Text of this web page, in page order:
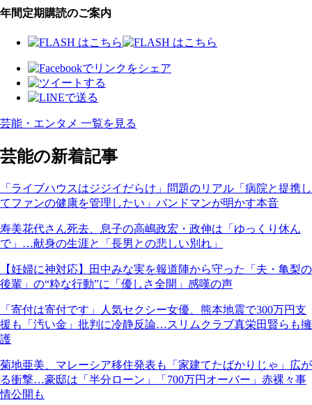
年間定期購読のご案内
芸能・エンタメ 一覧を見る
芸能の新着記事
「ライブハウスはジジイだらけ」問題のリアル「病院と提携し
てファンの健康を管理したい」バンドマンが明かす本音
寿美花代さん死去、息子の高嶋政宏・政伸は「ゆっくり休ん
で」…献身の生涯と「長男との悲しい別れ」
【妊婦に神対応】田中みな実を報道陣から守った「夫・亀梨の
後輩」の“粋な行動”に「優しさ全開」感嘆の声
「寄付は寄付です」人気セクシー女優、熊本地震で300万円支
援も「汚い金」批判に冷静反論…スリムクラブ真栄田賢らも擁
護
菊地亜美、マレーシア移住発表も「家建てたばかりじゃ」広が
る衝撃…豪邸は「半分ローン」「700万円オーバー」赤裸々事
情公開も